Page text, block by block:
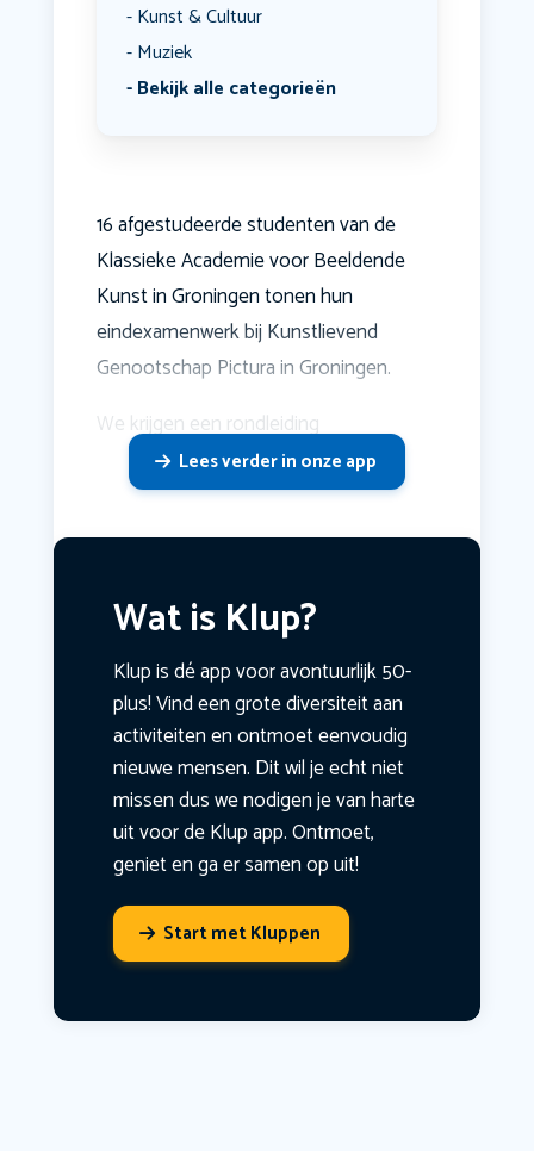
Kunst & Cultuur
Muziek
Bekijk alle categorieën
16 afgestudeerde studenten van de
Klassieke Academie voor Beeldende
Kunst in Groningen tonen hun
eindexamenwerk bij Kunstlievend
Genootschap Pictura in Groningen.
We krijgen een rondleiding
Lees verder in onze app
Wat is Klup?
Klup is dé app voor avontuurlijk 50-
plus! Vind een grote diversiteit aan
activiteiten en ontmoet eenvoudig
nieuwe mensen. Dit wil je echt niet
missen dus we nodigen je van harte
uit voor de Klup app. Ontmoet,
geniet en ga er samen op uit!
Start met Kluppen